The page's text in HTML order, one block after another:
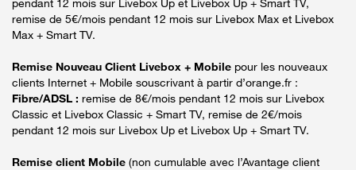
remise de 5€/mois pendant 12 mois sur Livebox Max et Livebox
Max + Smart TV.
Remise Nouveau Client Livebox + Mobile pour les nouveaux
clients Internet + Mobile souscrivant à partir d’orange.fr :
Fibre/ADSL : remise de 8€/mois pendant 12 mois sur Livebox
Classic et Livebox Classic + Smart TV, remise de 2€/mois
pendant 12 mois sur Livebox Up et Livebox Up + Smart TV.
Remise client Mobile (non cumulable avec l’Avantage client